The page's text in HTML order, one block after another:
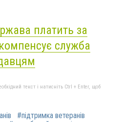
платить за
служба
текст і натисніть Ctrl + Enter, щоб
#підтримка ветеранів